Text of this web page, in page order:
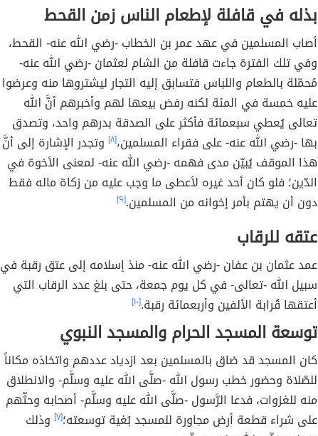
بذله في قافلة لإطعام الناس زمن القحط
أصاب المسلمين في عهد عمر بن الخطاب -رضي الله عنه- القحط،
وفي تلك الفترة جاءت قافلة من الشام لعثمان -رضي الله عنه-
مُحمّلة بالطعام واللباس فتسابق إليه التجار ليشتروها منه وعرضوا
عليه خمسة في المئة لكنه رفض بيعها لهم وأخبرهم أنَّ الله
تعالى يُعطي سبعمائة فأكثر على الصدقة بدرهم واحد، وتصدق
بها -رضي الله عنه- على فقراء المسلمين،[٨]
وتجدر الإشارة إلى أنَّ
هذا الموقف يُبيّن مدى فهمه -رضي الله عنه- لمعنى الأخوة في
الدّين؛ فلو كان أحد غيره لأعطى ما وجب عليه من زكاة ماله فقط
دون أن يهتم بأمر إخوانه من المسلمين.[٩]
عتقه للرقاب
عمد عثمان بن عفان -رضي الله عنه- منذ إسلامه إلى عتق رقبة في
سبيل الله -تعالى- في كل يوم جمعة، حتى بلغ عدد الرقاب التي
أعتقها قُرابة الألفين وأربعمائة رقبة.[١٠]
توسعة المسجد الحرام والمسجد النبوي
كان المسجد قد ضاق بالمسلمين بعد ازدياد عددهم واتخاذه مكاناً
للصّلاة وحضور خطب رسول الله -صلَّى الله عليه وسلَّم- والانطلاق
منه للغزوات، فدعا الرَّسول -صلَّى الله عليه وسلَّم- أصحابه وحثّهم
على شراء قطعة أرض مجاورة للمسجد بُغية توسعته؛[٧]
وذلك